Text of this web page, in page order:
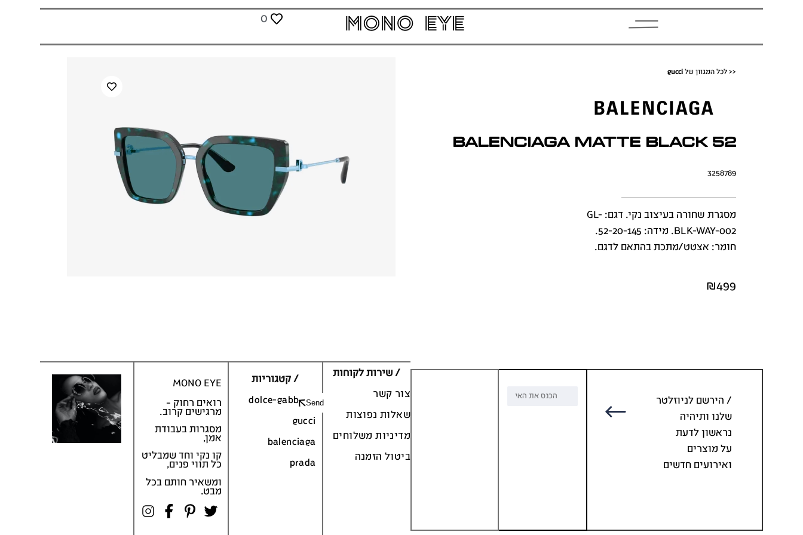
0
<< לכל המגוון של gucci
Balenciaga Matte Black 52
3258789
מסגרת שחורה בעיצוב נקי. דגם: GL-
BLK-WAY-002. מידה: 52-20-145.
חומר: אצטט/מתכת בהתאם לדגם.
₪499
/ הירשם לניוזלטר
שלנו ותיהיה
נראשון לדעת
על מוצרים
ואירועים חדשים
Send
/ שירות לקוחות
צור קשר
שאלות נפוצות
מדיניות משלוחים
ביטול הזמנה
/ קטגוריות
dolce-gabbana
gucci
balenciaga
prada
MONO EYE
רואים רחוק –
מרגישים קרוב.
מסגרות בעבודת
אמן,
קו נקי וחד שמבליט
כל תווי פנים,
ומשאיר חותם בכל
מבט.